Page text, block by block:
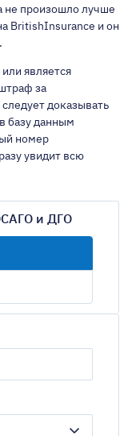
не произошло лучше
BritishInsurance и он
является
за
доказывать
базу данным
номер
увидит всю
и ДГО